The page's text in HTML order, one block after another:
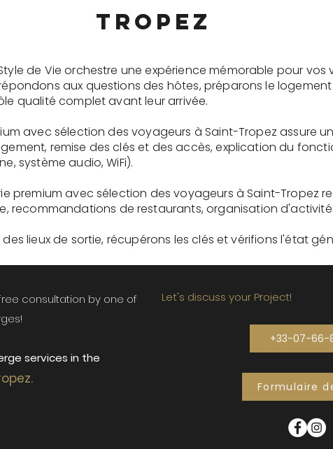
Tropez
de Vie orchestre une expérience mémorable pour vos
aux questions des hôtes, préparons le
qualité complet avant leur arrivée.
avec sélection des voyageurs à Saint-Tropez assure
remise des clés et des accès, explication du
système audio, WiFi).
premium avec sélection des voyageurs à Saint-Tropez
recommandations de restaurants, organisation
lieux de sortie, récupérons les clés et vérifions l'état
consultation by one of
services in the
Let's discuss your Project!
+33-07-66-
Formulaire